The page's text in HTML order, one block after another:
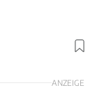
Foto: Calvin Mueller
ANZEIGE